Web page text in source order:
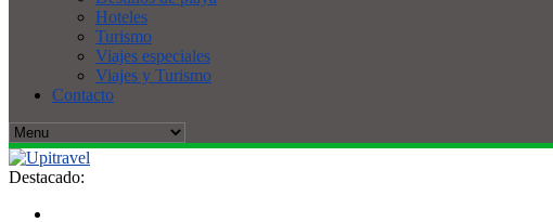
Hoteles
Turismo
Viajes especiales
Viajes y Turismo
Contacto
Destacado: